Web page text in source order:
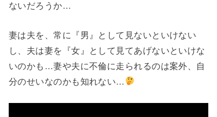
ないだろうか…
妻は夫を、常に『男』として見ないといけない
し、夫は妻を『女』として見てあげないといけな
いのかも…妻や夫に不倫に走られるのは案外、自
分のせいなのかも知れない…